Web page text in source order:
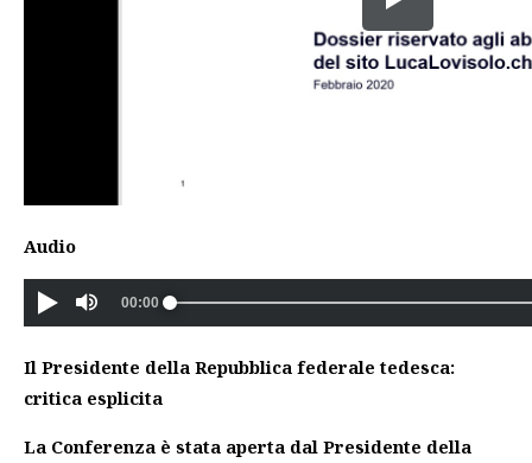
Audio
Il Presidente della Repubblica federale tedesca:
critica esplicita
La Conferenza è stata aperta dal Presidente della